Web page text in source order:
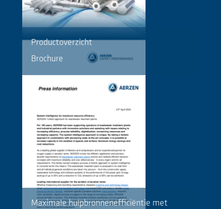
Productoverzicht
Brochure
Maximale hulpbronnenefficiëntie met